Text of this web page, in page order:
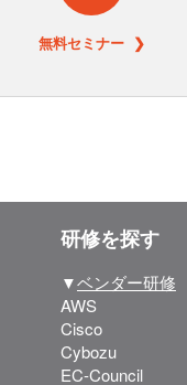
無料セミナー ❯
研修を探す
▼ベンダー研修
AWS
Cisco
Cybozu
EC-Council